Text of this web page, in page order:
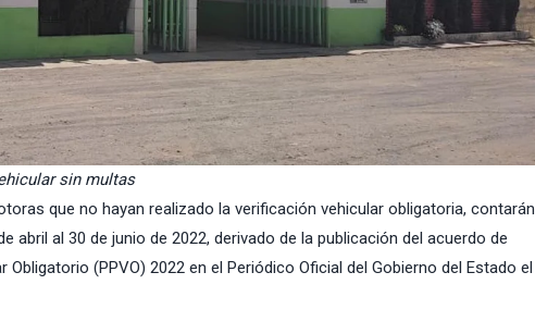
sin multas
que no hayan realizado la verificación vehicular obligatoria, contarán
abril al 30 de junio de 2022, derivado de la publicación del acuerdo de
Obligatorio (PPVO) 2022 en el Periódico Oficial del Gobierno del Estado el